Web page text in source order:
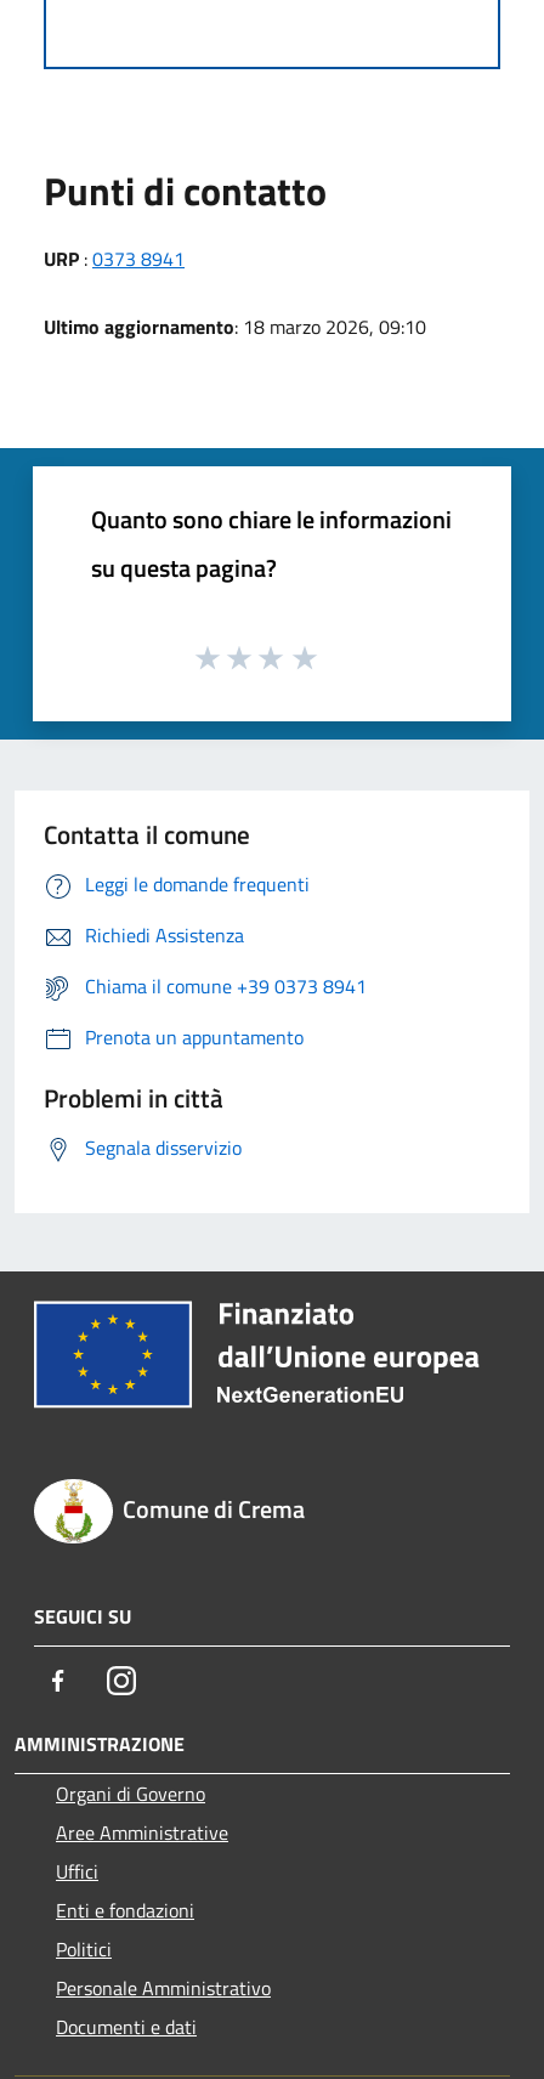
Punti di contatto
URP :0373 8941
Ultimo aggiornamento: 18 marzo 2026, 09:10
Quanto sono chiare le informazioni
su questa pagina?
Contatta il comune
Leggi le domande frequenti
Richiedi Assistenza
Chiama il comune +39 0373 8941
Prenota un appuntamento
Problemi in città
Segnala disservizio
Comune di Crema
SEGUICI SU
FacebookInstagram
AMMINISTRAZIONE
Organi di Governo
Aree Amministrative
Uffici
Enti e fondazioni
Politici
Personale Amministrativo
Documenti e dati